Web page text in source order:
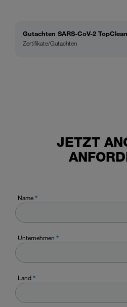
Gutachten SARS-CoV-2
Zertifikate/Gutachten
JETZT
Name*
Unternehmen *
Land*